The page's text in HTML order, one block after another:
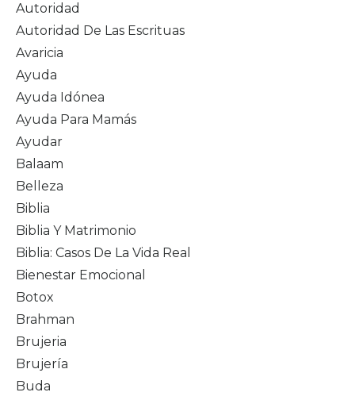
Autoridad
Autoridad De Las Escrituas
Avaricia
Ayuda
Ayuda Idónea
Ayuda Para Mamás
Ayudar
Balaam
Belleza
Biblia
Biblia Y Matrimonio
Biblia: Casos De La Vida Real
Bienestar Emocional
Botox
Brahman
Brujeria
Brujería
Buda